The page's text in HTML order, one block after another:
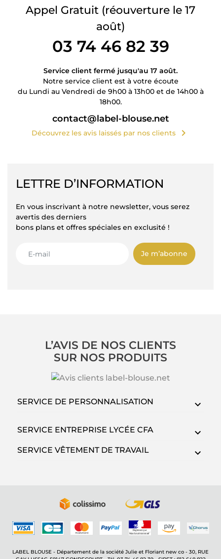
Appel Gratuit (réouverture le 17
août)
03 74 46 82 39
Service client fermé jusqu'au 17 août.
Notre service client est à votre écoute
du Lundi au Vendredi de 9h00 à 13h00 et de 14h00 à
18h00.
contact@label-blouse.net
Découvrez les avis laissés par nos clients chevron_right
LETTRE D’INFORMATION
En vous inscrivant à notre newsletter, vous serez
avertis des derniers
bons plans et offres spéciales en exclusité !
Je m’abonne
L’AVIS DE NOS CLIENTS
SUR NOS PRODUITS
SERVICE DE PERSONNALISATION
SERVICE ENTREPRISE LYCÉE CFA
SERVICE VÊTEMENT DE TRAVAIL
LABEL BLOUSE - Département de la société Julie et Floriant new co - 30, RUE